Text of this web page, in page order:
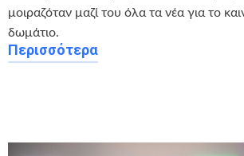
μοιραζόταν μαζί του όλα τα νέα για το
δωμάτιο.
Περισσότερα